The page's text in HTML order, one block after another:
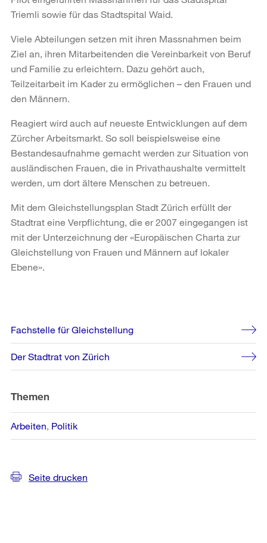
Triemli sowie für das Stadtspital Waid.
Viele Abteilungen setzen mit ihren Massnahmen beim
Ziel an, ihren Mitarbeitenden die Vereinbarkeit von Beruf
und Familie zu erleichtern. Dazu gehört auch,
Teilzeitarbeit im Kader zu ermöglichen – den Frauen und
den Männern.
Reagiert wird auch auf neueste Entwicklungen auf dem
Zürcher Arbeitsmarkt. So soll beispielsweise eine
Bestandesaufnahme gemacht werden zur Situation von
ausländischen Frauen, die in Privathaushalte vermittelt
werden, um dort ältere Menschen zu betreuen.
Mit dem Gleichstellungsplan Stadt Zürich erfüllt der
Stadtrat eine Verpflichtung, die er 2007 eingegangen ist
mit der Unterzeichnung der «Europäischen Charta zur
Gleichstellung von Frauen und Männern auf lokaler
Ebene».
Weitere
Informationen
Fachstelle für Gleichstellung
Der Stadtrat von Zürich
Themen
Arbeiten Politik
Seite drucken